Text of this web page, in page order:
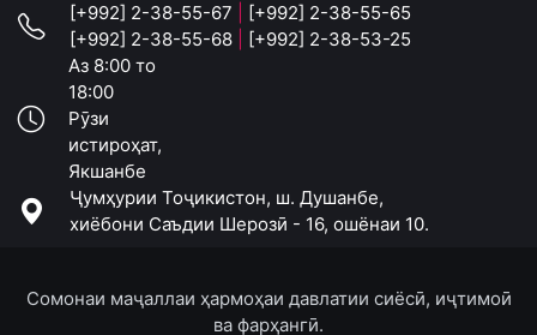
[+992] 2-38-55-67
[+992] 2-38-55-65
[+992] 2-38-55-68
[+992] 2-38-53-25
Аз 8:00 то
18:00
Рӯзи
истироҳат,
Якшанбе
Ҷумҳурии Тоҷикистон, ш. Душанбе,
хиёбони Саъдии Шерозӣ - 16, ошёнаи 10.
Сомонаи маҷаллаи ҳармоҳаи давлатии сиёсӣ, иҷтимоӣ
ва фарҳангӣ.